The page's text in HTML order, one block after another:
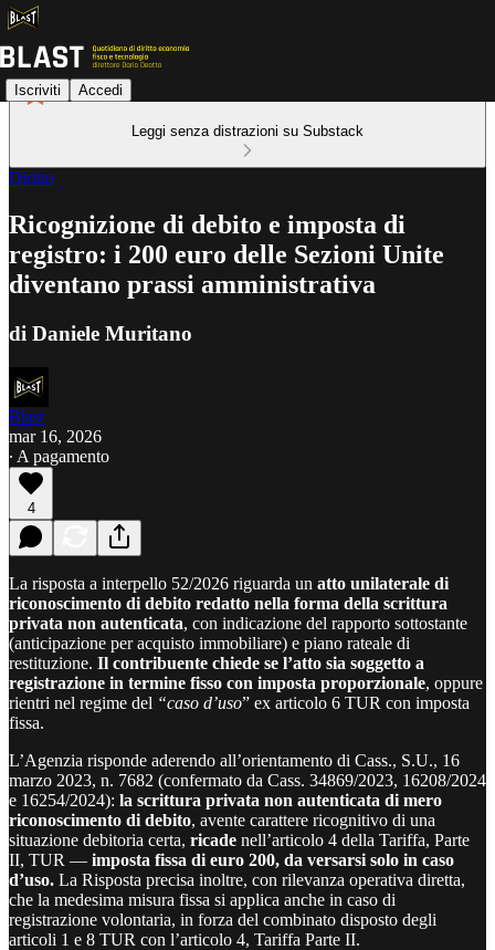
Iscriviti Accedi
Leggi senza distrazioni su Substack
Diritto
Ricognizione di debito e imposta di
registro: i 200 euro delle Sezioni Unite
diventano prassi amministrativa
di Daniele Muritano
Blast
mar 16, 2026
∙ A pagamento
4
La risposta a interpello 52/2026 riguarda un atto unilaterale di
riconoscimento di debito redatto nella forma della scrittura
privata non autenticata, con indicazione del rapporto sottostante
(anticipazione per acquisto immobiliare) e piano rateale di
restituzione. Il contribuente chiede se l’atto sia soggetto a
registrazione in termine fisso con imposta proporzionale, oppure
rientri nel regime del “caso d’uso” ex articolo 6 TUR con imposta
fissa.
L’Agenzia risponde aderendo all’orientamento di Cass., S.U., 16
marzo 2023, n. 7682 (confermato da Cass. 34869/2023, 16208/2024
e 16254/2024): la scrittura privata non autenticata di mero
riconoscimento di debito, avente carattere ricognitivo di una
situazione debitoria certa, ricade nell’articolo 4 della Tariffa, Parte
II, TUR — imposta fissa di euro 200, da versarsi solo in caso
d’uso. La Risposta precisa inoltre, con rilevanza operativa diretta,
che la medesima misura fissa si applica anche in caso di
registrazione volontaria, in forza del combinato disposto degli
articoli 1 e 8 TUR con l’articolo 4, Tariffa Parte II.